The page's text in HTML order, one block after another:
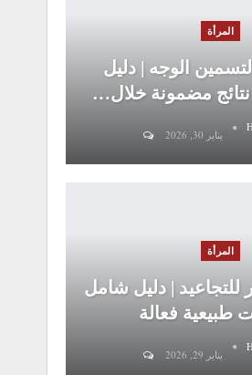
المرأة
الوجه | دليل
يناير 30, 2026
المرأة
للتجاعيد | دليل شامل
طبيعية فعالة
يناير 29, 2026